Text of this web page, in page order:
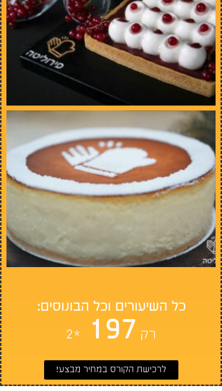
כל השיעורים וכל הבונוסים:
רק 197
*2
לרכישת הקורס במחיר מבצע!